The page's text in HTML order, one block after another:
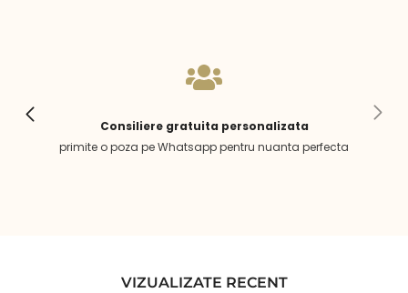
Consiliere gratuita personalizata
primite o poza pe Whatsapp pentru nuanta perfecta
VIZUALIZATE RECENT